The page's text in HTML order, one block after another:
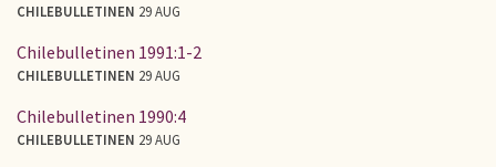
CHILEBULLETINEN 29 AUG
Chilebulletinen 1991:1-2
CHILEBULLETINEN 29 AUG
Chilebulletinen 1990:4
CHILEBULLETINEN 29 AUG